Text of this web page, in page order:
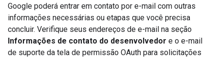
Google poderá entrar em contato por e-mail com outras
informações necessárias ou etapas que você precisa
concluir. Verifique seus endereços de e-mail na seção
Informações de contato do desenvolvedor e o e-mail
de suporte da tela de permissão OAuth para solicitações